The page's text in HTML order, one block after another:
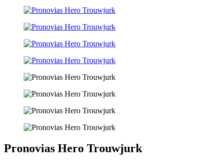
Pronovias Hero Trouwjurk